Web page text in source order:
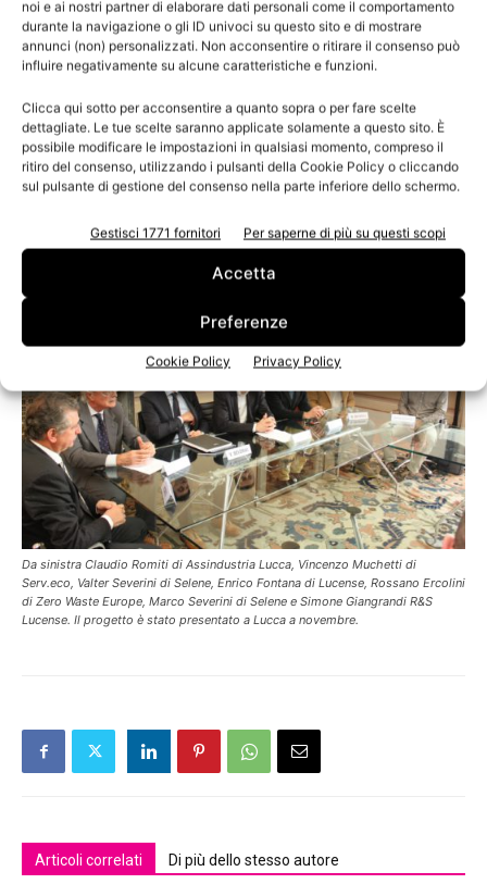
noi e ai nostri partner di elaborare dati personali come il comportamento
durante la navigazione o gli ID univoci su questo sito e di mostrare
annunci (non) personalizzati. Non acconsentire o ritirare il consenso può
influire negativamente su alcune caratteristiche e funzioni.
Clicca qui sotto per acconsentire a quanto sopra o per fare scelte
dettagliate. Le tue scelte saranno applicate solamente a questo sito. È
possibile modificare le impostazioni in qualsiasi momento, compreso il
ritiro del consenso, utilizzando i pulsanti della Cookie Policy o cliccando
sul pulsante di gestione del consenso nella parte inferiore dello schermo.
Gestisci 1771 fornitori Per saperne di più su questi scopi
Accetta
Preferenze
Cookie Policy Privacy Policy
interno il laboratorio CQC – Centro Qualità Carta,
riferimento in Italia per l’industria cartaria;Serv.Eco.,
consorzio delle cartiere del Distretto Cartario lucchese
che opera su tematiche di interesse ambientale;
Zero
Waste Europe Foundation, rete Europea di soggetti che
aderiscono al principio dei rifiuti zero e presieduta da
Rossano Ercolini, vincitore nel 2013 del Goldman Prize
Da sinistra Claudio Romiti di Assindustria Lucca, Vincenzo Muchetti di
Serv.eco, Valter Severini di Selene, Enrico Fontana di Lucense, Rossano Ercolini
di Zero Waste Europe, Marco Severini di Selene e Simone Giangrandi R&S
Lucense. Il progetto è stato presentato a Lucca a novembre.
Articoli correlati Di più dello stesso autore